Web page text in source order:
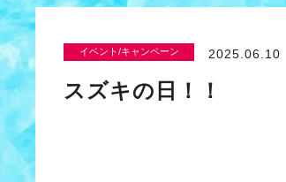
イベント/キャンペーン 2025.06.10
スズキの日！！